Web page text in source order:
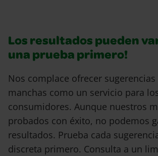
Los resultados pueden
una prueba primero!
Nos complace ofrecer
manchas como un servicio para
consumidores. Aunque nuestros
probados con éxito, no podemos
resultados. Prueba cada
discreta primero. Consulta a un